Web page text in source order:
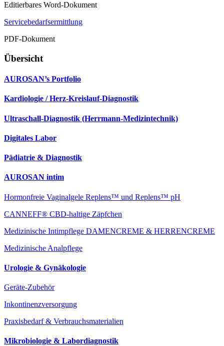
Editierbares Word-Dokument
Servicebedarfsermittlung
PDF-Dokument
Übersicht
AUROSAN’s Portfolio
Kardiologie / Herz-Kreislauf-Diagnostik
Ultraschall-Diagnostik (Herrmann-Medizintechnik)
Digitales Labor
Pädiatrie & Diagnostik
AUROSAN intim
Hormonfreie Vaginalgele Replens™ und Replens™ pH
CANNEFF® CBD-haltige Zäpfchen
Medizinische Intimpflege DAMENCREME & HERRENCREME
Medizinische Analpflege
Urologie & Gynäkologie
Geräte-Zubehör
Inkontinenzversorgung
Praxisbedarf & Verbrauchsmaterialien
Mikrobiologie & Labordiagnostik